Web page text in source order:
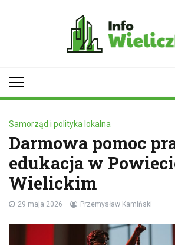
Samorząd i polityka lokalna
Darmowa pomoc
edukacja w
Wielickim
29 maja 2026 Przemysław Kamiński